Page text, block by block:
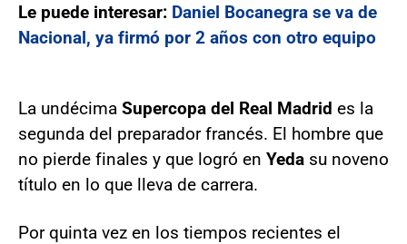
Le puede interesar: Daniel Bocanegra se va de
Nacional, ya firmó por 2 años con otro equipo
La undécima Supercopa del Real Madrid es la
segunda del preparador francés. El hombre que
no pierde finales y que logró en Yeda su noveno
título en lo que lleva de carrera.
Por quinta vez en los tiempos recientes el